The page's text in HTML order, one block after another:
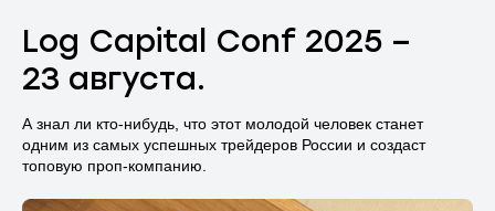
Log Capital Conf 2025 –
23 августа.
А знал ли кто-нибудь, что этот молодой человек станет
одним из самых успешных трейдеров России и создаст
топовую проп-компанию.